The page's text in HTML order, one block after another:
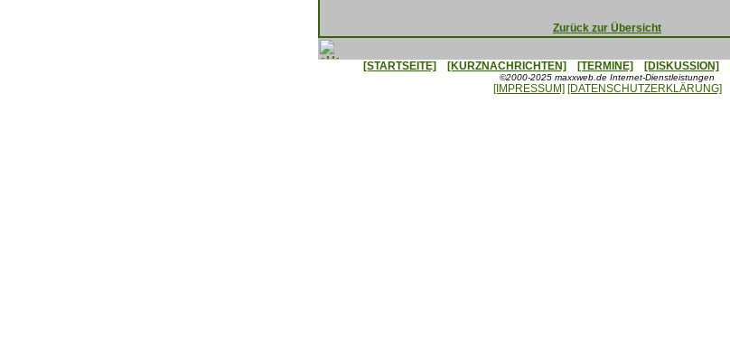
Zurück zur Übersicht
[STARTSEITE] [KURZNACHRICHTEN] [TERMINE] [DISKUSSION]
©2000-2025 maxxweb.de Internet-Dienstleistungen
[IMPRESSUM] [DATENSCHUTZERKLÄRUNG]